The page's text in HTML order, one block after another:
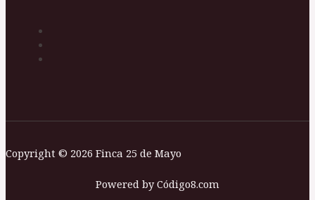
Copyright © 2026 Finca 25 de Mayo
Powered by Código8.com